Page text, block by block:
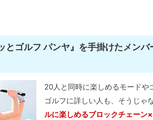
ゴルフ パンヤ』を手掛けたメンバ
20人と同時に楽しめるモードや
ゴルフに詳しい人も、そうじゃ
ルに楽しめるブロックチェーン